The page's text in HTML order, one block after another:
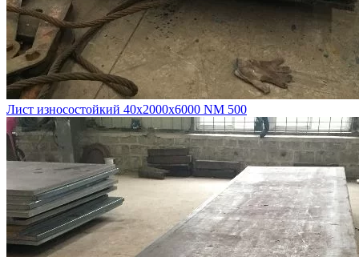
Лист износостойкий 40х2000х6000 NM 500